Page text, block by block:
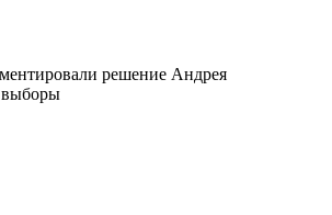
решение Андрея